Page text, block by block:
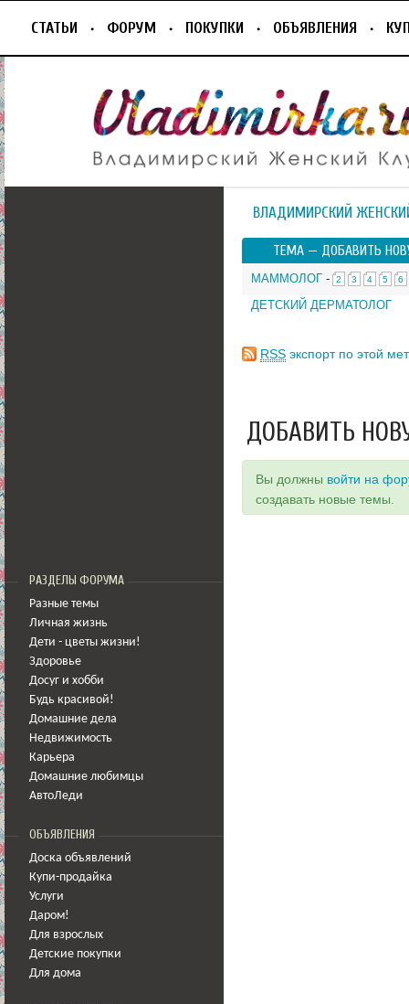
СТАТЬИ ФОРУМ ПОКУПКИ ОБЪЯВЛЕНИЯ
РАЗДЕЛЫ ФОРУМА
Разные темы
Личная жизнь
Дети - цветы жизни!
Здоровье
Досуг и хобби
Будь красивой!
Домашние дела
Недвижимость
Карьера
Домашние любимцы
АвтоЛеди
ОБЪЯВЛЕНИЯ
Доска объявлений
Купи-продайка
Услуги
Даром!
Для взрослых
Детские покупки
Для дома
ВЛАДИМИРСКИЙ
ТЕМА — ДОБАВИТЬ
МАММОЛОГ - 2 3 4 5 6
ДЕТСКИЙ ДЕРМАТОЛОГ
RSS экспорт по этой
ДОБАВИТЬ
Вы должны войти на
создавать новые темы.